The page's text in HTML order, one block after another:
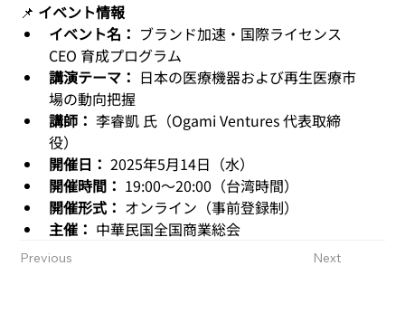
📌 イベント情報
イベント名： ブランド加速・国際ライセンス
CEO 育成プログラム
講演テーマ： 日本の医療機器および再生医療市
場の動向把握
講師： 李睿凱 氏（Ogami Ventures 代表取締
役）
開催日： 2025年5月14日（水）
開催時間： 19:00〜20:00（台湾時間）
開催形式： オンライン（事前登録制）
主催： 中華民国全国商業総会
Previous Next